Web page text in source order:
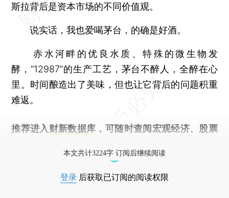
斯拉背后是资本市场的不同价值观。
说实话，我也爱喝茅台，的确是好酒。
赤水河畔的优良水质、特殊的微生物发
酵，“12987”的生产工艺，茅台不醉人，全醉在心
里。时间酿造出了美味，但也让它背后的问题积重
难返。
推荐进入 财新数据库 ，可随时查阅宏观经济、股票
本文共计3224字 订阅后继续阅读
登录 后获取已订阅的阅读权限